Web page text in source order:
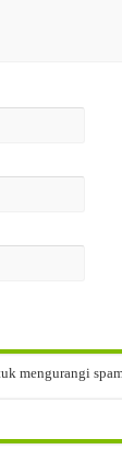
mengurangi